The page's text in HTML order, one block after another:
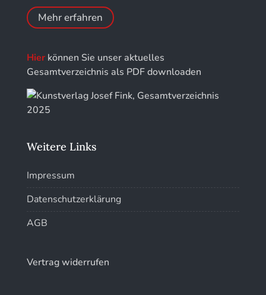
Kunstführer R
Kunstführer Sch
Kunstführer St
Mehr erfahren
Hierkönnen Sie unser aktuelles
Gesamtverzeichnis als PDF downloaden
Weitere Links
Impressum
Datenschutzerklärung
AGB
Vertrag widerrufen